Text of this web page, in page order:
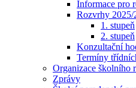
Informace pro
Rozvrhy 2025/
1. stupeň
2. stupeň
Konzultační
Termíny
Organizace školního
Zprávy